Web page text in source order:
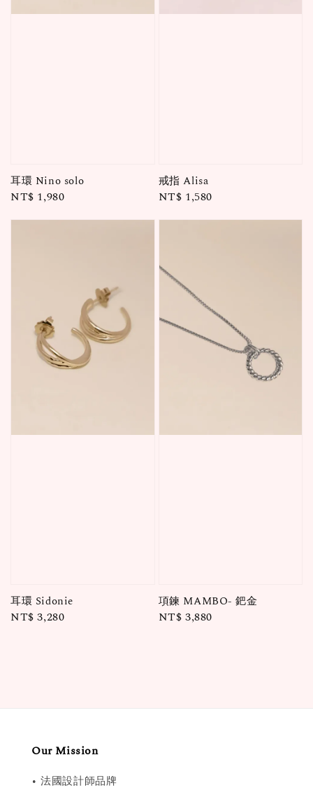
耳環 Nino solo
Regular
NT$ 1,980
戒指 Alisa
Regular
NT$ 1,580
耳環 Sidonie
Regular
NT$ 3,280
項鍊 MAMBO- 鈀金
Regular
NT$ 3,880
Our Mission
• 法國設計師品牌